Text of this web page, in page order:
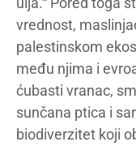
vrednost,
palestinskom
među njima i
ćubasti vranac,
sunčana ptica i
biodiverzitet koji